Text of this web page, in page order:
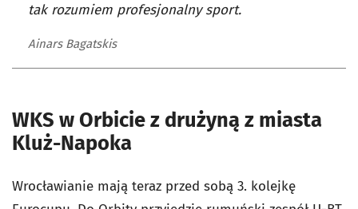
tak rozumiem profesjonalny sport.
Ainars Bagatskis
WKS w Orbicie z drużyną z miasta
Kluż-Napoka
Wrocławianie mają teraz przed sobą 3. kolejkę